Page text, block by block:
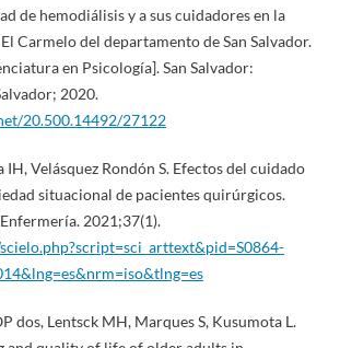
de hemodiálisis y a sus cuidadores en la
Carmelo del departamento de San Salvador.
en Psicología]. San Salvador:
2020.
20.500.14492/27122
IH, Velásquez Rondón S. Efectos del cuidado
situacional de pacientes quirúrgicos.
2021;37(1).
dos, Lentsck MH, Marques S, Kusumota L.